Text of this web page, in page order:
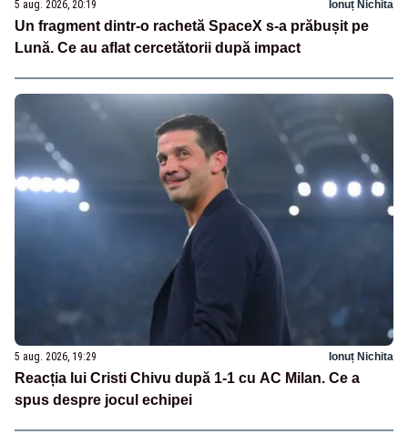
5 aug. 2026, 20:19 Ionuț Nichita
Un fragment dintr-o rachetă SpaceX s-a prăbușit pe
Lună. Ce au aflat cercetătorii după impact
5 aug. 2026, 19:29 Ionuț Nichita
Reacția lui Cristi Chivu după 1-1 cu AC Milan. Ce a
spus despre jocul echipei